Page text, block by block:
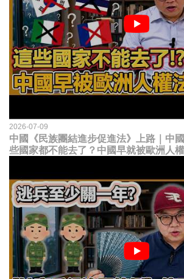
2026-07-09
中國《民族團結進步促進法》上路｜中
些國家都不能去了？中國早就被歐洲人